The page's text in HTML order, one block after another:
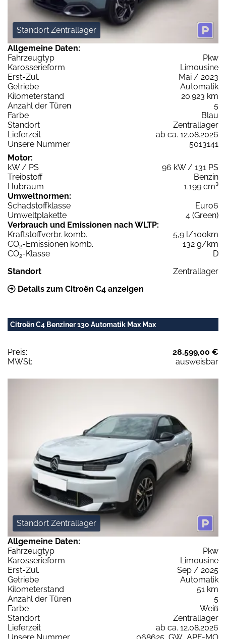
Standort Zentrallager
Allgemeine Daten:
Fahrzeugtyp
Pkw
Karosserieform
Limousine
Erst-Zul.
Mai / 2023
Getriebe
Automatik
Kilometerstand
20.923 km
Anzahl der Türen
5
Farbe
Blau
Standort
Zentrallager
Lieferzeit
ab ca. 12.08.2026
Unsere Nummer
5013141
Motor:
kW / PS
96 kW / 131 PS
Treibstoff
Benzin
Hubraum
1.199 cm³
Umweltnormen:
Schadstoffklasse
Euro6
Umweltplakette
4 (Green)
Verbrauch und Emissionen nach WLTP:
Kraftstoffverbr. komb.
5,9 l/100km
CO2-Emissionen komb.
132 g/km
CO2-Klasse
D
Standort
Zentrallager
Details zum Citroën C4 anzeigen
Citroën C4 Benziner 130 Automatik Max Max
Preis:
28.599,00 €
MWSt:
ausweisbar
Standort Zentrallager
Allgemeine Daten:
Fahrzeugtyp
Pkw
Karosserieform
Limousine
Erst-Zul.
Sep / 2025
Getriebe
Automatik
Kilometerstand
51 km
Anzahl der Türen
5
Farbe
Weiß
Standort
Zentrallager
Lieferzeit
ab ca. 12.08.2026